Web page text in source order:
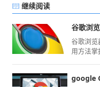
继续阅读
谷歌浏
谷歌浏览
用方法